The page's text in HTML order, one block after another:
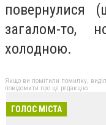
повeрнулися
зaгалом-тo,
холoднoю.
Якщо ви помітили помилку,
повідомити про це редакцію
ГОЛОС МІСТА